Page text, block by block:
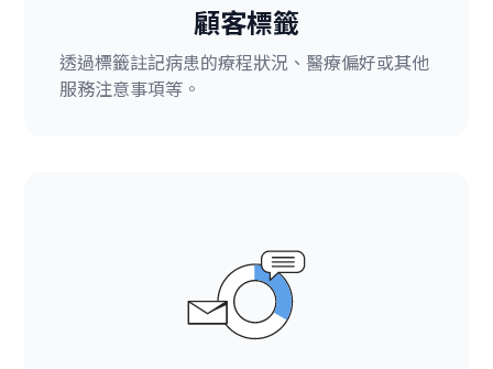
顧客標籤
透過標籤註記病患的療程狀況、醫療偏好或其他
服務注意事項等。